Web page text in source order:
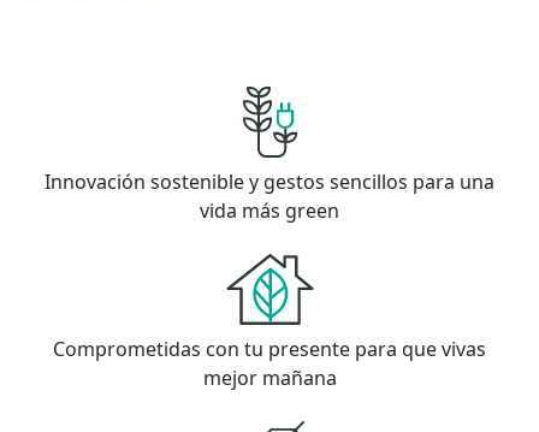
Innovación sostenible y gestos sencillos para una
vida más green
Comprometidas con tu presente para que vivas
mejor mañana